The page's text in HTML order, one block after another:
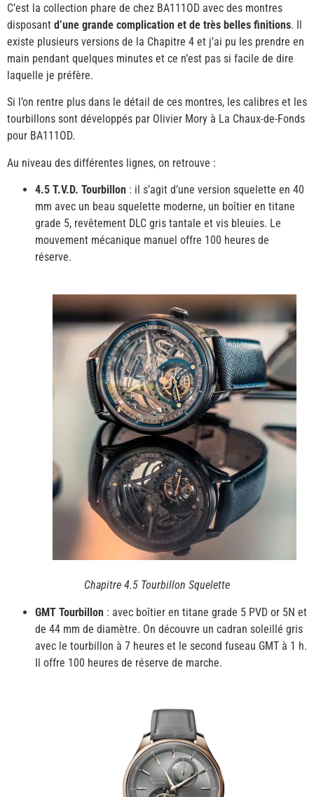
C’est la collection phare de chez BA111OD avec des montres
disposant d’une grande complication et de très belles finitions. Il
existe plusieurs versions de la Chapitre 4 et j’ai pu les prendre en
main pendant quelques minutes et ce n’est pas si facile de dire
laquelle je préfère.
Si l’on rentre plus dans le détail de ces montres, les calibres et les
tourbillons sont développés par Olivier Mory à La Chaux-de-Fonds
pour BA111OD.
Au niveau des différentes lignes, on retrouve :
4.5 T.V.D. Tourbillon : il s’agit d’une version squelette en 40
mm avec un beau squelette moderne, un boîtier en titane
grade 5, revêtement DLC gris tantale et vis bleuies. Le
mouvement mécanique manuel offre 100 heures de
réserve.
Chapitre 4.5 Tourbillon Squelette
GMT Tourbillon : avec boîtier en titane grade 5 PVD or 5N et
de 44 mm de diamètre. On découvre un cadran soleillé gris
avec le tourbillon à 7 heures et le second fuseau GMT à 1 h.
Il offre 100 heures de réserve de marche.